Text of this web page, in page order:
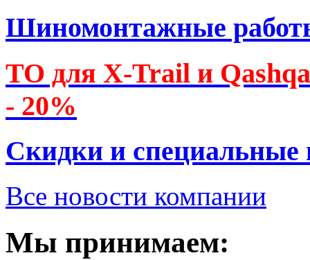
Шиномонтажные
ТО для X-Trail и
- 20%
Скидки и специальные
Все новости компании
Мы принимаем: